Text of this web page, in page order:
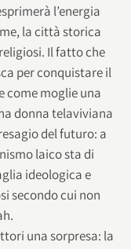
l’energia
la città storica
Il fatto che
per conquistare il
come moglie una
donna telaviviana
del futuro: a
laico sta di
ideologica e
secondo cui non
una sorpresa: la